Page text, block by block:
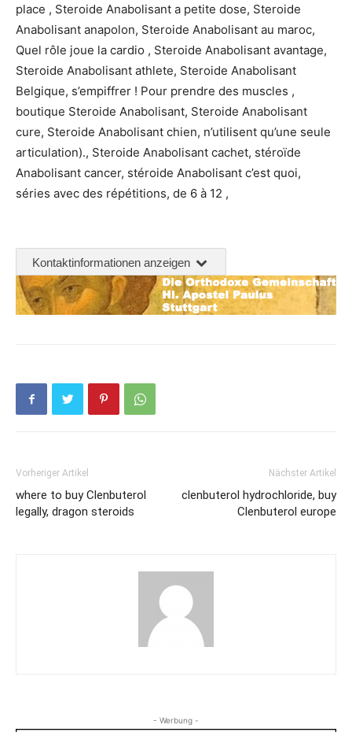
place , Steroide Anabolisant a petite dose, Steroide
Anabolisant anapolon, Steroide Anabolisant au maroc,
Quel rôle joue la cardio , Steroide Anabolisant avantage,
Steroide Anabolisant athlete, Steroide Anabolisant
Belgique, s’empiffrer ! Pour prendre des muscles ,
boutique Steroide Anabolisant, Steroide Anabolisant
cure, Steroide Anabolisant chien, n’utilisent qu’une seule
articulation)., Steroide Anabolisant cachet, stéroïde
Anabolisant cancer, stéroide Anabolisant c’est quoi,
séries avec des répétitions, de 6 à 12 ,
Kontaktinformationen anzeigen
Vorheriger Artikel
where to buy Clenbuterol
legally, dragon steroids
Nächster Artikel
clenbuterol hydrochloride, buy
Clenbuterol europe
- Werbung -